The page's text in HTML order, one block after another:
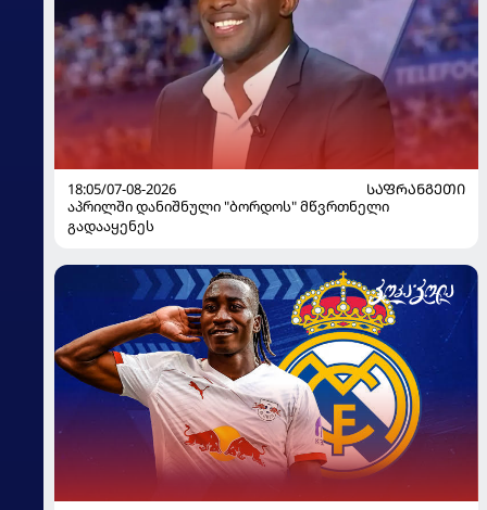
18:05/07-08-2026
ᲡᲐᲤᲠᲐᲜᲒᲔᲗᲘ
აპრილში დანიშნული "ბორდოს" მწვრთნელი
გადააყენეს